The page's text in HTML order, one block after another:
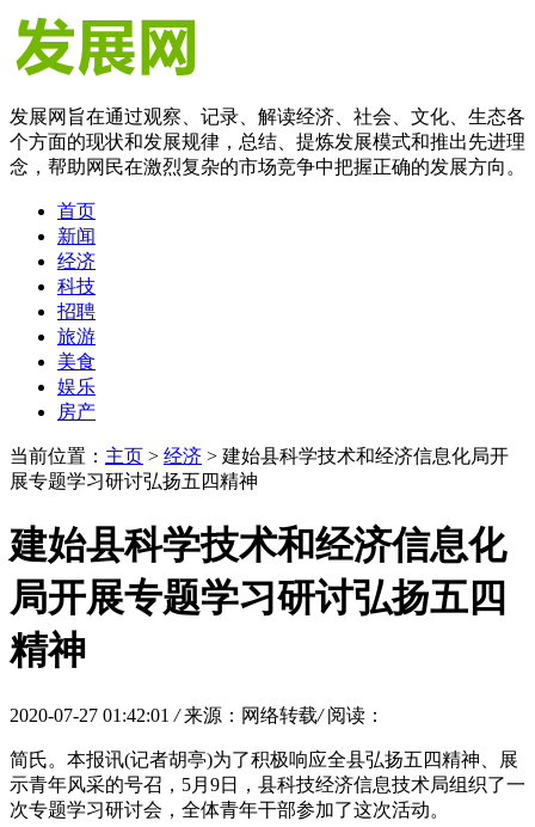
发展网旨在通过观察、记录、解读经济、社会、文化、生态各
个方面的现状和发展规律，总结、提炼发展模式和推出先进理
念，帮助网民在激烈复杂的市场竞争中把握正确的发展方向。
首页
新闻
经济
科技
招聘
旅游
美食
娱乐
房产
当前位置： 主页 > 经济 > 建始县科学技术和经济信息化局开
展专题学习研讨弘扬五四精神
建始县科学技术和经济信息化
局开展专题学习研讨弘扬五四
精神
2020-07-27 01:42:01 / 来源：网络转载/ 阅读：
简氏。本报讯(记者胡亭)为了积极响应全县弘扬五四精神、展
示青年风采的号召，5月9日，县科技经济信息技术局组织了一
次专题学习研讨会，全体青年干部参加了这次活动。